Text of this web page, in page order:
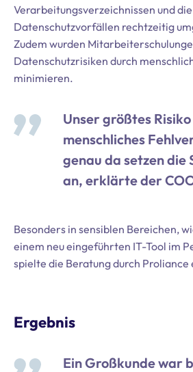
Verarbeitungsverzeichnissen und
Datenschutzvorfällen rechtzeitig
Zudem wurden
Datenschutzrisiken durch
minimieren.
Unser größtes
menschliches
genau da setzen die
an, erklärte der
Besonders in sensiblen Bereichen,
einem neu eingeführten IT-Tool im
spielte die Beratung durch
Ergebnis
Ein Großkunde war